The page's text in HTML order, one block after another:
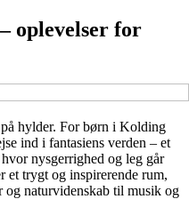
oplevelser for
hylder. For børn i Kolding
ind i fantasiens verden – et
nysgerrighed og leg går
trygt og inspirerende rum,
naturvidenskab til musik og